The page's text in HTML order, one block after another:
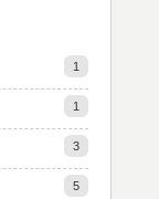
1
1
3
5